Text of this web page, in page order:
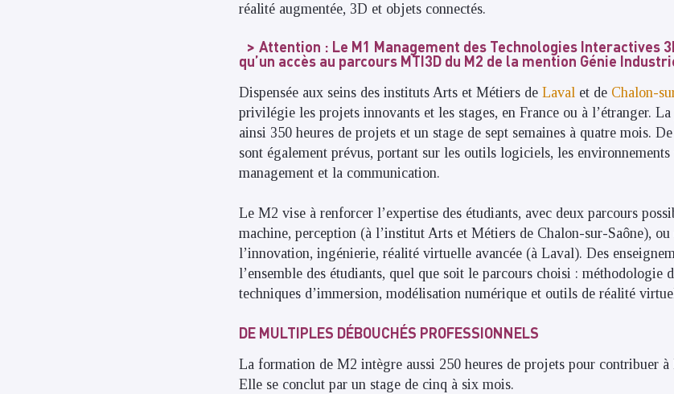
réalité augmentée, 3D et objets connectés.
Attention : Le M1 Management des Technologies Interactives
qu’un accès au parcours MTI3D du M2 de la mention Génie
Dispensée aux seins des instituts Arts et Métiers de Laval et de Chalon-
privilégie les projets innovants et les stages, en France ou à l’étranger.
ainsi 350 heures de projets et un stage de sept semaines à quatre mois.
sont également prévus, portant sur les outils logiciels, les
management et la communication.
Le M2 vise à renforcer l’expertise des étudiants, avec deux parcours
machine, perception (à l’institut Arts et Métiers de Chalon-sur-Saône), ou
l’innovation, ingénierie, réalité virtuelle avancée (à Laval). Des
l’ensemble des étudiants, quel que soit le parcours choisi : méthodologie
techniques d’immersion, modélisation numérique et outils de réalité
DE MULTIPLES DÉBOUCHÉS PROFESSIONNELS
La formation de M2 intègre aussi 250 heures de projets pour contribuer à
Elle se conclut par un stage de cinq à six mois.